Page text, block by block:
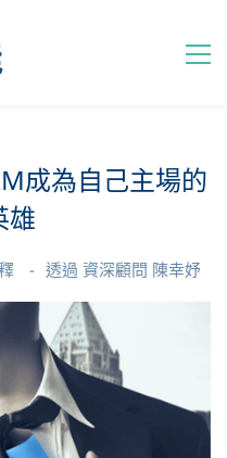
成為自己主場的
雄
透過 資深顧問 陳幸妤